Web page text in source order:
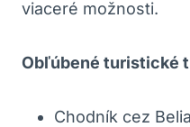
viaceré možnosti.
Obľúbené turistické
Chodník cez